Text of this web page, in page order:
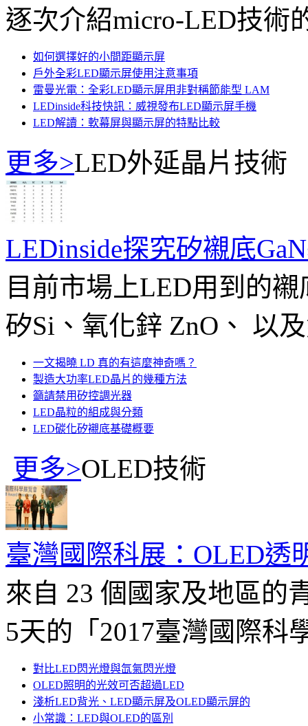
逐次介紹micro-LED技術
如何選擇好的小間距顯示屏
戶外全彩LED顯示屏使用注意事項
雷曼光電：全彩LED顯示屏用非對稱節能型 LAM
LEDinside科技快訊：威視發布LED顯示屏手機
LED解讀：軟幕屏與顯示屏的特點比較
更多>LED外延晶片技術
LEDinside探究矽襯底
目前市場上LED用到的
矽Si、氧化鋅 ZnO、 以
一文揭曉 LD 真的有這麼神奇嗎？
製造大功率LED晶片的幾種方法
籲請禁用矽控調光器
LED晶粒的組成與分類
LED碳化矽襯底基礎概要
更多>OLED技術
臺灣國際科展：OLED透
來自 23 個國家及地區的
5天的「2017臺灣國際科
對比LED閃光燈與氙氣閃光燈
OLED照明的光效可否超過LED
淺析LED背光、LED顯示屏及OLED顯示屏的
小常識：LED與OLED的區別